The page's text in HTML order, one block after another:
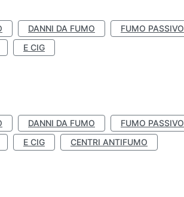
DANNI DA FUMO
FUMO PASSIVO
E CIG
DANNI DA FUMO
FUMO PASSIVO
E CIG CENTRI ANTIFUMO